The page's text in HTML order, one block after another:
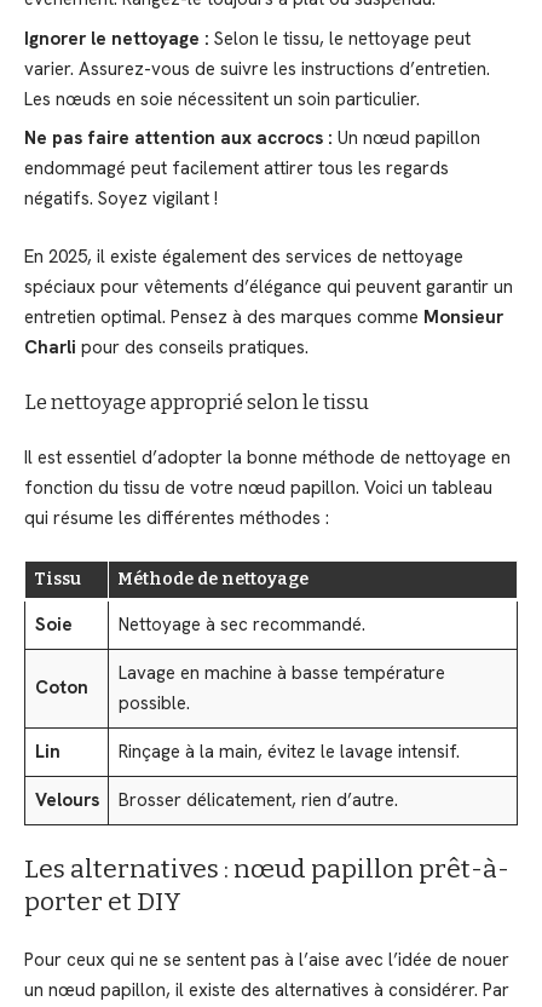
Ignorer le nettoyage : Selon le tissu, le nettoyage peut
varier. Assurez-vous de suivre les instructions d’entretien.
Les nœuds en soie nécessitent un soin particulier.
Ne pas faire attention aux accrocs : Un nœud papillon
endommagé peut facilement attirer tous les regards
négatifs. Soyez vigilant !
En 2025, il existe également des services de nettoyage
spéciaux pour vêtements d’élégance qui peuvent garantir un
entretien optimal. Pensez à des marques comme Monsieur
Charli pour des conseils pratiques.
Le nettoyage approprié selon le tissu
Il est essentiel d’adopter la bonne méthode de nettoyage en
fonction du tissu de votre nœud papillon. Voici un tableau
qui résume les différentes méthodes :
Tissu Méthode de nettoyage
Soie Nettoyage à sec recommandé.
Coton
Lavage en machine à basse température
possible.
Lin
Rinçage à la main, évitez le lavage intensif.
Velours
Brosser délicatement, rien d’autre.
Les alternatives : nœud papillon prêt-à-
porter et DIY
Pour ceux qui ne se sentent pas à l’aise avec l’idée de nouer
un nœud papillon, il existe des alternatives à considérer. Par